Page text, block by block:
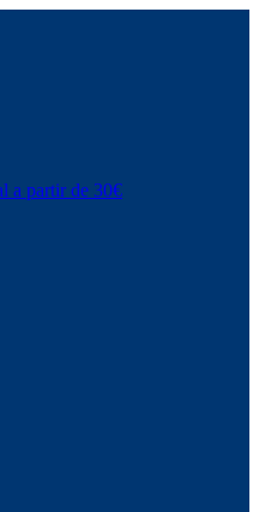
a partir de 30€